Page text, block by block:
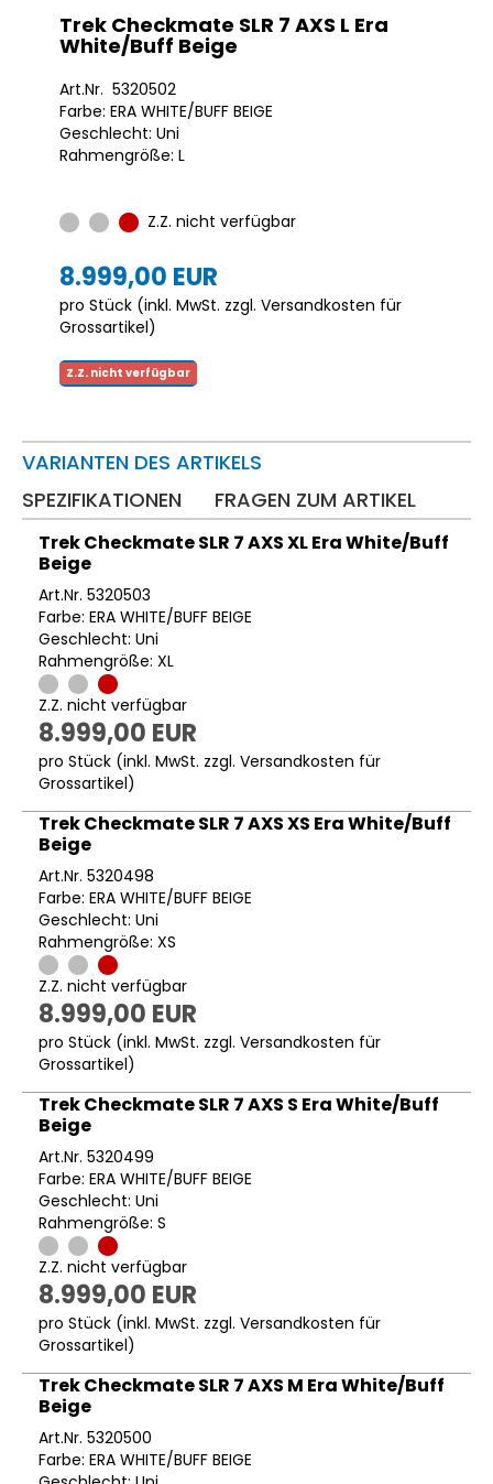
Trek Checkmate SLR 7 AXS L Era
White/Buff Beige
Art.Nr. 5320502
Farbe: ERA WHITE/BUFF BEIGE
Geschlecht: Uni
Rahmengröße: L
Z.Z. nicht verfügbar
8.999,00 EUR
pro Stück (inkl. MwSt. zzgl. Versandkosten für
Grossartikel)
Z.Z. nicht verfügbar
VARIANTEN DES ARTIKELS
SPEZIFIKATIONEN
FRAGEN ZUM ARTIKEL
Trek Checkmate SLR 7 AXS XL Era White/Buff
Beige
Art.Nr. 5320503
Farbe: ERA WHITE/BUFF BEIGE
Geschlecht: Uni
Rahmengröße: XL
Z.Z. nicht verfügbar
8.999,00 EUR
pro Stück (inkl. MwSt. zzgl. Versandkosten für
Grossartikel)
Trek Checkmate SLR 7 AXS XS Era White/Buff
Beige
Art.Nr. 5320498
Farbe: ERA WHITE/BUFF BEIGE
Geschlecht: Uni
Rahmengröße: XS
Z.Z. nicht verfügbar
8.999,00 EUR
pro Stück (inkl. MwSt. zzgl. Versandkosten für
Grossartikel)
Trek Checkmate SLR 7 AXS S Era White/Buff
Beige
Art.Nr. 5320499
Farbe: ERA WHITE/BUFF BEIGE
Geschlecht: Uni
Rahmengröße: S
Z.Z. nicht verfügbar
8.999,00 EUR
pro Stück (inkl. MwSt. zzgl. Versandkosten für
Grossartikel)
Trek Checkmate SLR 7 AXS M Era White/Buff
Beige
Art.Nr. 5320500
Farbe: ERA WHITE/BUFF BEIGE